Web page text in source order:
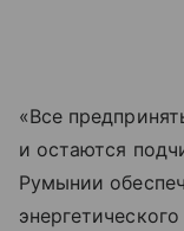
«Все
и остаются
Румынии